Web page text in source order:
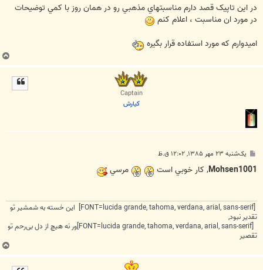
در اين تاپيک قصد دارم مناسبتهاي مذهبي رو در همان روز با کمي توضيحات
در مورد ان مناسبت ، اعلام کنم
اميدوارم که مورد استفاده قرار بگيره
ب
ا
Captain
كيارش
پ
ت
یک‌شنبه ۲۳ مهر ۱۳۸۵, ۱۲:۰۲ ق.ظ
Mohsen1001, كار خوبي است مرسي
[FONT=lucida grande, tahoma, verdana, arial, sans-serif] این خسته به شمشیر تو
تقدیر نبود,
[FONT=lucida grande, tahoma, verdana, arial, sans-serif]ور نه هیچ از دل بی‌رحم تو
تقصیر
ب
ا